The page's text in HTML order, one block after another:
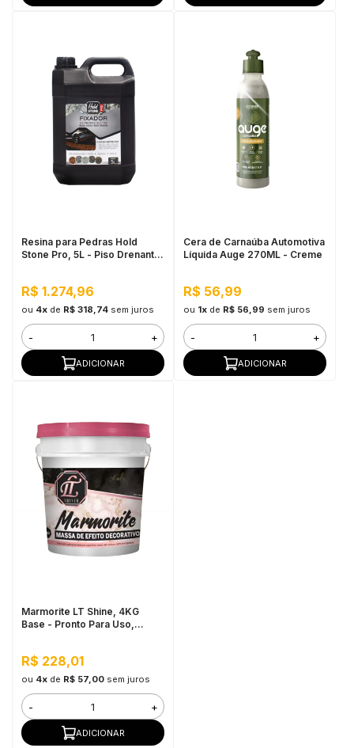
Resina para Pedras Hold
Stone Pro, 5L - Piso Drenante
R$ 1.274,96
ou 4xde R$ 318,74 sem juros
- +
ADICIONAR
Cera de Carnaúba Automotiva
Líquida Auge 270ML - Creme
R$ 56,99
ou 1xde R$ 56,99 sem juros
- +
ADICIONAR
Marmorite LT Shine, 4KG
Base - Pronto Para Uso,
R$ 228,01
ou 4xde R$ 57,00 sem juros
- +
ADICIONAR